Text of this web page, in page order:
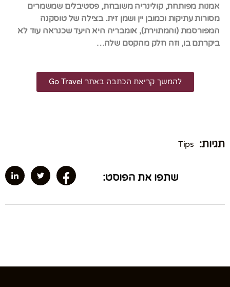
אמנות מפותחת, קולינריה משובחת, פסטיבלים שמשמרים
מסורות עתיקות וכמובן יין ושמן זית. בצילה של טוסקנה
המפורסמת (והמתוירת), אומבריה היא היעד שכנראה עוד לא
ביקרתם בו, וזה חלק מהקסם שלה…
להמשך קריאת הכתבה באתר Go Travel
תגיות: Tips
שתפו את הפוסט: